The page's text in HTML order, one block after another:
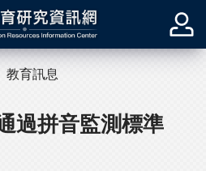
教育訊息
過拼音監測標準